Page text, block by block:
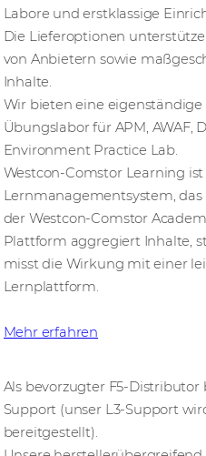
Labore und erstklassige
Die Lieferoptionen
von Anbietern sowie
Inhalte.
Wir bieten eine
Übungslabor für APM, AWAF,
Environment Practice Lab.
Westcon-Comstor Learning
Lernmanagementsystem,
der Westcon-Comstor
Plattform aggregiert Inhalte,
misst die Wirkung mit einer
Lernplattform.
Mehr erfahren
Als bevorzugter F5-Distributor
Support (unser L3-Support
bereitgestellt).